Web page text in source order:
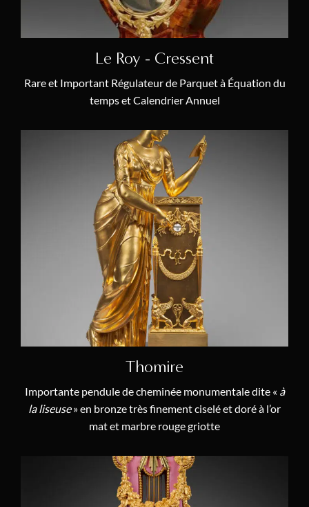
Lustres & Candélabres (10)
Mobilier & Objets d’Art (10)
Régulateurs de Précision (9)
Nouvelles Acquisitions (14)
Thématiques
Allégorie & Mythologie (20)
(2)
Biscuit de Porcelaine (1)
Calendrier Annuel (5)
Cercles Tournants (6)
Chinoiserie (3)
Équation du Temps (5)
(3)
Le Roy - Cressent
Rare et Important Régulateur de Parquet à Équation du
temps et Calendrier Annuel
Thomire
Importante pendule de cheminée monumentale dite « à
la liseuse» en bronze très finement ciselé et doré à l’or
mat et marbre rouge griotte